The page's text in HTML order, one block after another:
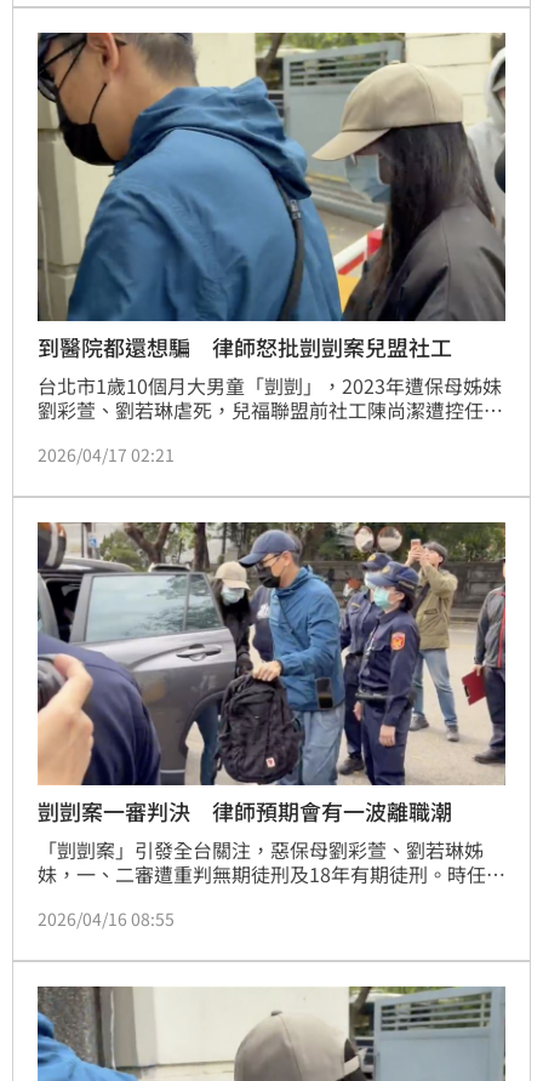
版面留言，郁方則回應「你哪位啊」、「我沒什麼知名
度，粉絲不到210000」等話語，讓網友失望感嘆：
「原來妳的愛也有顏色。」（記者：簡浩正）
到醫院都還想騙 律師怒批剴剴案兒盟社工
台北市1歲10個月大男童「剴剴」，2023年遭保母姊妹
劉彩萱、劉若琳虐死，兒福聯盟前社工陳尚潔遭控任內
刑2年，偽造文書無罪。對此，律師李怡貞怒斥，兒福
知，「陳尚潔就是這麼誇張到最後1秒，到醫院都試圖
在騙。」
2026/04/17 02:21
剴剴案一審判決 律師預期會有一波離職潮
「剴剴案」引發全台關注，惡保母劉彩萱、劉若琳姊
妹，一、二審遭重判無期徒刑及18年有期徒刑。時任兒
造文書無罪，對此，律師林智群認為，可以預期的是，
2026/04/16 08:55